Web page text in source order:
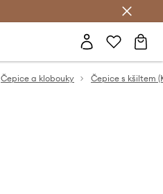
Čepice a klobouky Čepice s kšiltem